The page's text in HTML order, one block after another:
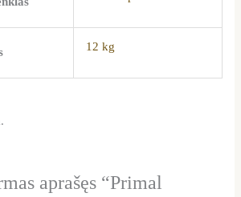
12 kg
aprašęs “Primal